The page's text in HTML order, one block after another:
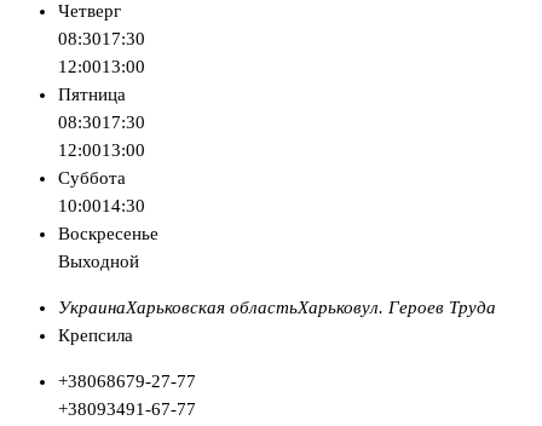
Четверг
08:3017:30
12:0013:00
Пятница
08:3017:30
12:0013:00
Суббота
10:0014:30
Воскресенье
Выходной
УкраинаХарьковская областьХарьковул. Героев Труда
Крепсила
+38068679-27-77
+38093491-67-77